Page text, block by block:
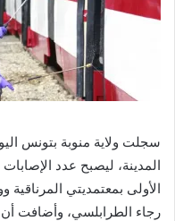
ي
سجلت ولاية منوبة بتونس
الأولى بمعتمديتي
رجاء الطرابلسي، وأضافت